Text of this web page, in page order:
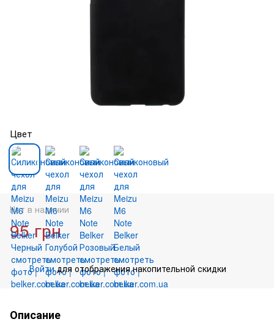
Цвет
Нет в наличии
95 грн
% Войтидля отображения накопительной скидки
Описание